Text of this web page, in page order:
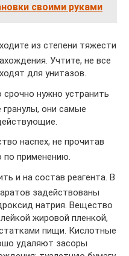
своими руками
из степени тяжести
Учтите, не все
для унитазов.
срочно нужно устранить
они самые
наспех, не прочитав
по применению.
и на состав реагента. В
задействованы
натрия. Вещество
жировой пленкой,
пищи. Кислотные
удаляют засоры